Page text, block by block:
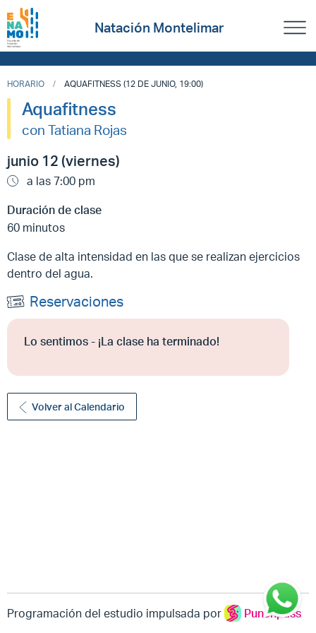
Natación Montelimar
HORARIO AQUAFITNESS (12 DE JUNIO, 19:00)
Aquafitness
con Tatiana Rojas
junio 12 (viernes)
a las 7:00 pm
Duración de clase
60 minutos
Clase de alta intensidad en las que se realizan ejercicios
dentro del agua.
Reservaciones
Lo sentimos - ¡La clase ha terminado!
Volver al Calendario
Programación del estudio impulsada por Punchpass